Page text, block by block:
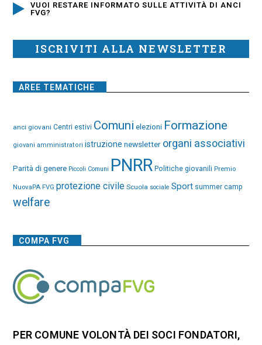
VUOI RESTARE INFORMATO SULLE ATTIVITÀ DI ANCI
FVG?
ISCRIVITI ALLA NEWSLETTER
AREE TEMATICHE
anci giovani Centri estivi Comuni elezioni Formazione
giovani amministratori istruzione newsletter organi associativi
Parità di genere Piccoli Comuni PNRR Politiche giovanili Premio
NuovaPA FVG protezione civile Scuola sociale Sport summer camp
welfare
COMPA FVG
PER COMUNE VOLONTÀ DEI SOCI FONDATORI,